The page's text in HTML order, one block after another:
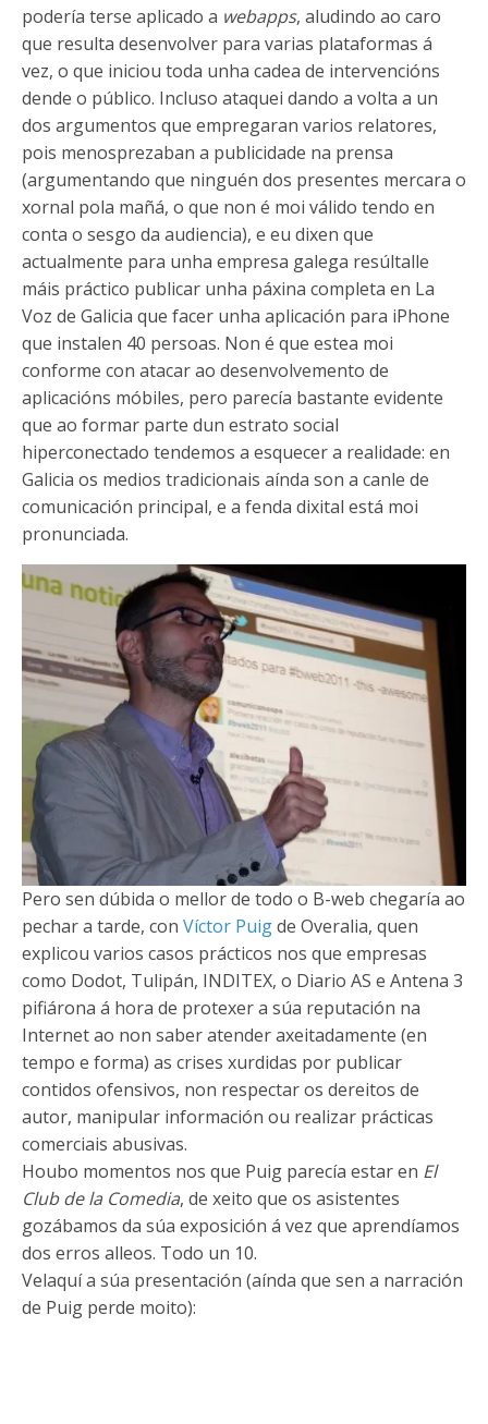
podería terse aplicado a webapps, aludindo ao caro
que resulta desenvolver para varias plataformas á
vez, o que iniciou toda unha cadea de intervencións
dende o público. Incluso ataquei dando a volta a un
dos argumentos que empregaran varios relatores,
pois menosprezaban a publicidade na prensa
(argumentando que ninguén dos presentes mercara o
xornal pola mañá, o que non é moi válido tendo en
conta o sesgo da audiencia), e eu dixen que
actualmente para unha empresa galega resúltalle
máis práctico publicar unha páxina completa en La
Voz de Galicia que facer unha aplicación para iPhone
que instalen 40 persoas. Non é que estea moi
conforme con atacar ao desenvolvemento de
aplicacións móbiles, pero parecía bastante evidente
que ao formar parte dun estrato social
hiperconectado tendemos a esquecer a realidade: en
Galicia os medios tradicionais aínda son a canle de
comunicación principal, e a fenda dixital está moi
pronunciada.
Pero sen dúbida o mellor de todo o B-web chegaría ao
pechar a tarde, con Víctor Puigde Overalia, quen
explicou varios casos prácticos nos que empresas
como Dodot, Tulipán, INDITEX, o Diario AS e Antena 3
pifiárona á hora de protexer a súa reputación na
Internet ao non saber atender axeitadamente (en
tempo e forma) as crises xurdidas por publicar
contidos ofensivos, non respectar os dereitos de
autor, manipular información ou realizar prácticas
comerciais abusivas.
Houbo momentos nos que Puig parecía estar en El
Club de la Comedia, de xeito que os asistentes
gozábamos da súa exposición á vez que aprendíamos
dos erros alleos. Todo un 10.
Velaquí a súa presentación (aínda que sen a narración
de Puig perde moito):